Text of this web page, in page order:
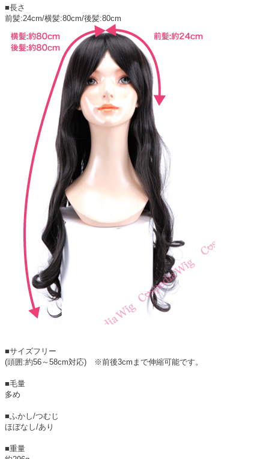
■長さ
前髪:24cm/横髪:80cm/後髪:80cm
■サイズフリー
(頭囲:約56～58cm対応) ※前後3cmまで伸縮可能です。
■毛量
多め
■ふかし/つむじ
ほぼなし/あり
■重量